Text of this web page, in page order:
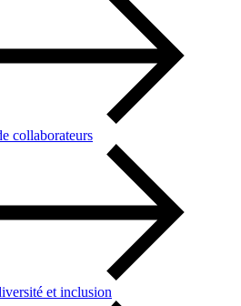
collaborateurs
et inclusion